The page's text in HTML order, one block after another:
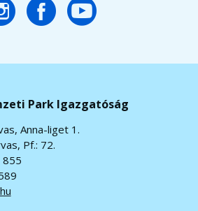
Park Igazgatóság
Anna-liget 1.
Pf.: 72.
855